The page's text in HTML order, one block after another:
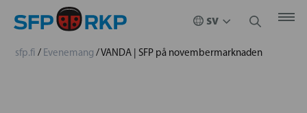
sfp.fi / Evenemang /VANDA | SFP på novembermarknaden